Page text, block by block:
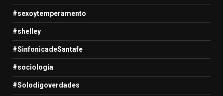
#sexoytemperamento
#shelley
#SinfonicadeSantafe
#sociologia
#Solodigoverdades